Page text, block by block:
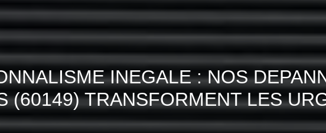
INEGALE : NOS
(60149) TRANSFORMENT LES